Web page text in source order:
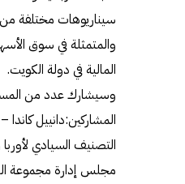
سيناريوهات مختلفة من
والمتمثلة في سوق
المالية في دولة الكويت.
وسيشارك عدد من
المشاركين:دانييل
التصنيف السيادي
مجلس إدارة مجموعة